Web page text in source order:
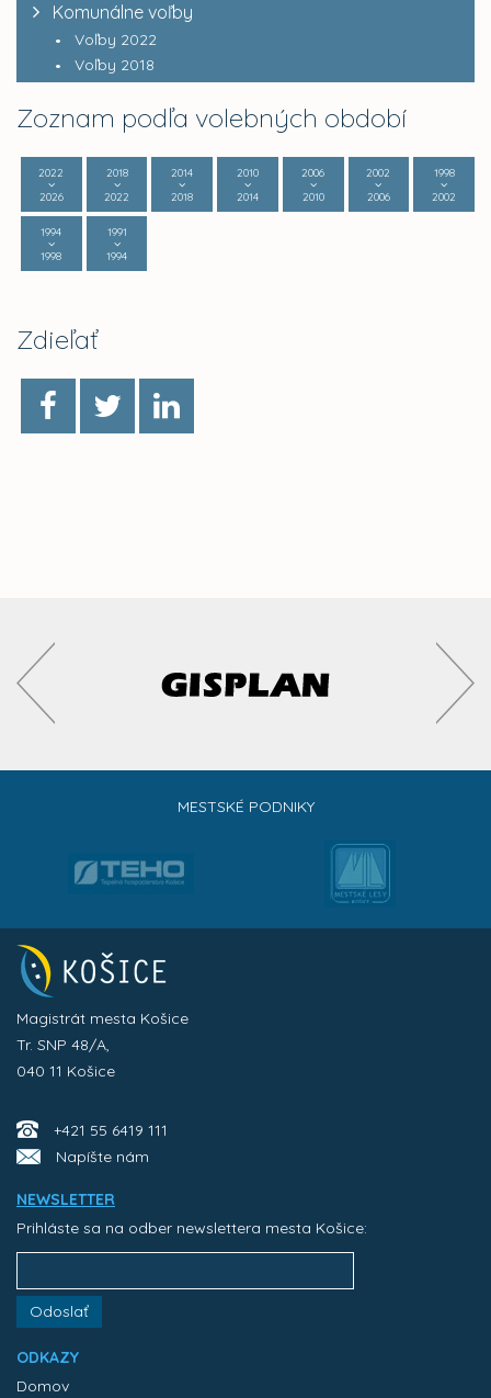
Komunálne voľby
Voľby 2022
Voľby 2018
Zoznam podľa volebných období
2022
2026
2018
2022
2014
2018
2010
2014
2006
2010
2002
2006
1998
2002
1994
1998
1991
1994
Zdieľať
MESTSKÉ PODNIKY
Magistrát mesta Košice
Tr. SNP 48/A,
040 11 Košice
+421 55 6419 111
Napíšte nám
NEWSLETTER
Prihláste sa na odber newslettera mesta Košice:
Odoslať
ODKAZY
Domov